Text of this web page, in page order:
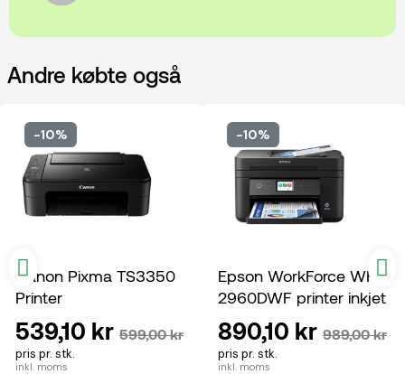
Andre købte også
-10%
Canon Pixma TS3350
Printer
pris pr. stk.
inkl. moms
539,10 kr 599,00 kr
-10%
Epson WorkForce WF-
2960DWF printer inkjet
multifunktion
pris pr. stk.
inkl. moms
890,10 kr 989,00 kr